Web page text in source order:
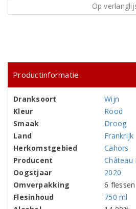
Op
Productinformatie
Dranksoort
Wijn
Kleur
Rood
Smaak
Droog
Land
Frankrijk
Herkomstgebied
Cahors
Producent
Château
Oogstjaar
2020
Omverpakking
6 flessen
Flesinhoud
750 ml